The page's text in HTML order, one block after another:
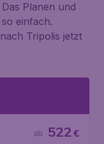
Planen und
einfach.
Tripolis jetzt
€
522
ab